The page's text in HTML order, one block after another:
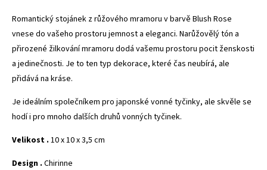
Romantický stojánek z růžového mramoru v barvě Blush Rose
vnese do vašeho prostoru jemnost a eleganci. Narůžovělý tón a
přirozené žilkování mramoru dodá vašemu prostoru pocit ženskosti
a jedinečnosti. Je to ten typ dekorace, které čas neubírá, ale
přidává na kráse.
Je ideálním společníkem pro japonské vonné tyčinky, ale skvěle se
hodí i pro mnoho dalších druhů vonných tyčinek.
Velikost . 10 x 10 x 3,5 cm
Design . Chirinne